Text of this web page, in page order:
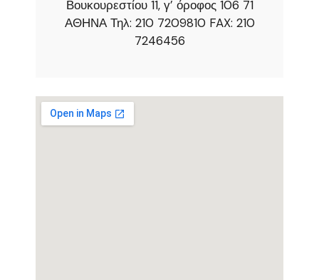
Βουκουρεστίου 11, γ’ όροφος 106 71
ΑΘΗΝΑ Τηλ: 210 7209810 FAX: 210
7246456